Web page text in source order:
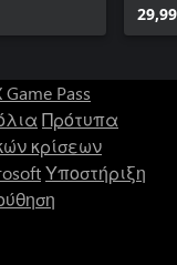
Game Pass
Πρότυπα
κρίσεων
Υποστήριξη